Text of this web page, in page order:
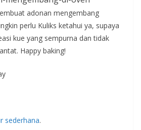
adonan mengembang
perlu Kuliks ketahui ya, supaya
kue yang sempurna dan tidak
Happy baking!
sederhana.